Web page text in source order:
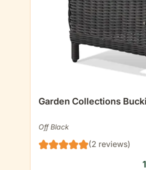
Garden Collections
Off Black
(2 reviews)